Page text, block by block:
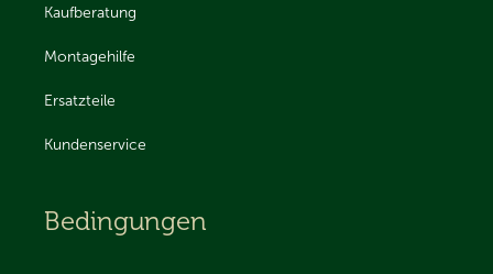
Kaufberatung
Montagehilfe
Ersatzteile
Kundenservice
Bedingungen